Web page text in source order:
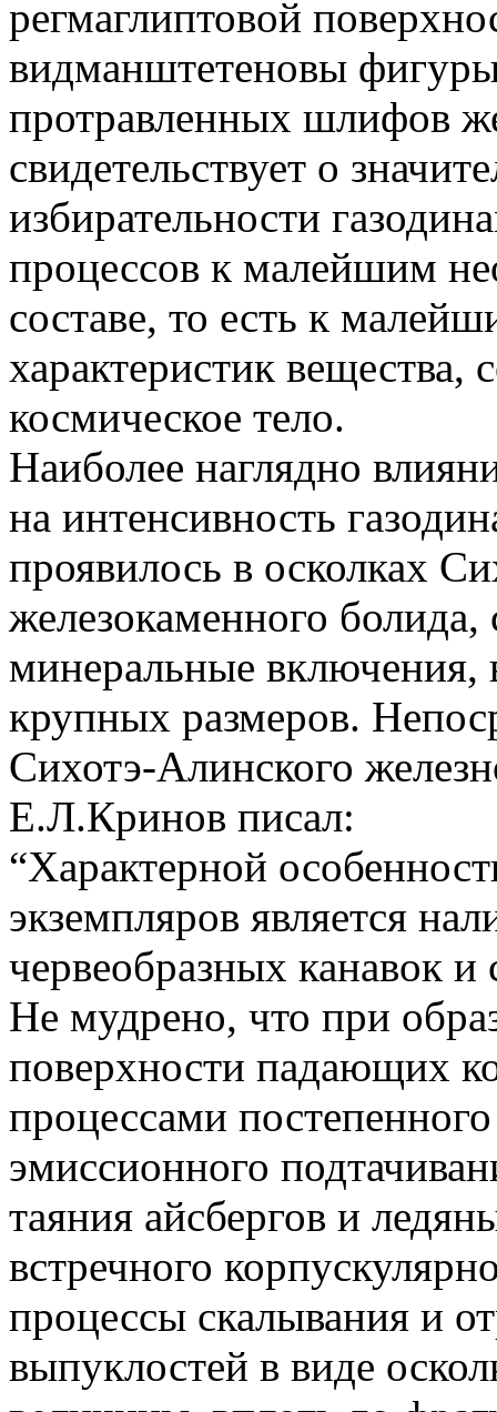
регмаглиптовой
видманштетеновы
протравленных шлифов
свидетельствует о
избирательности
процессов к малейшим
составе, то есть к
характеристик
космическое тело.
Наиболее наглядно
на интенсивность
проявилось в осколках
железокаменного
минеральные включения,
крупных размеров.
Сихотэ-Алинского
Е.Л.Кринов писал:
“Характерной
экземпляров является
червеобразных канавок
Не мудрено, что при
поверхности падающих
процессами
эмиссионного
таяния айсбергов и
встречного
процессы скалывания и
выпуклостей в виде